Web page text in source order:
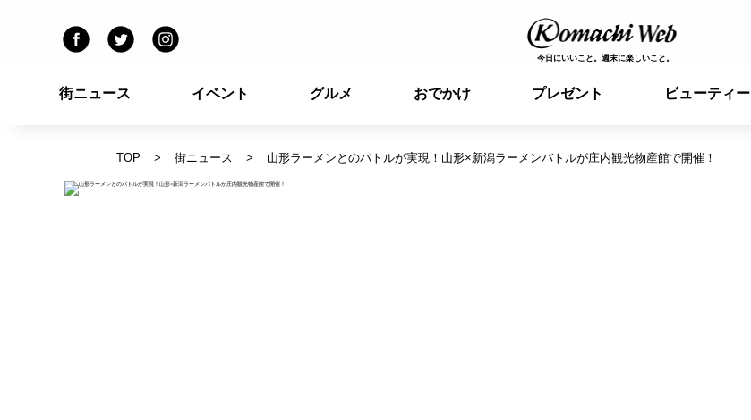
今日にいいこと。週末に楽しいこと。
街ニュース イベント グルメ おでかけ プレゼント ビューティー
TOP 街ニュース 山形ラーメンとのバトルが実現！山形×新潟ラーメンバトルが庄内観光物産館で開催！